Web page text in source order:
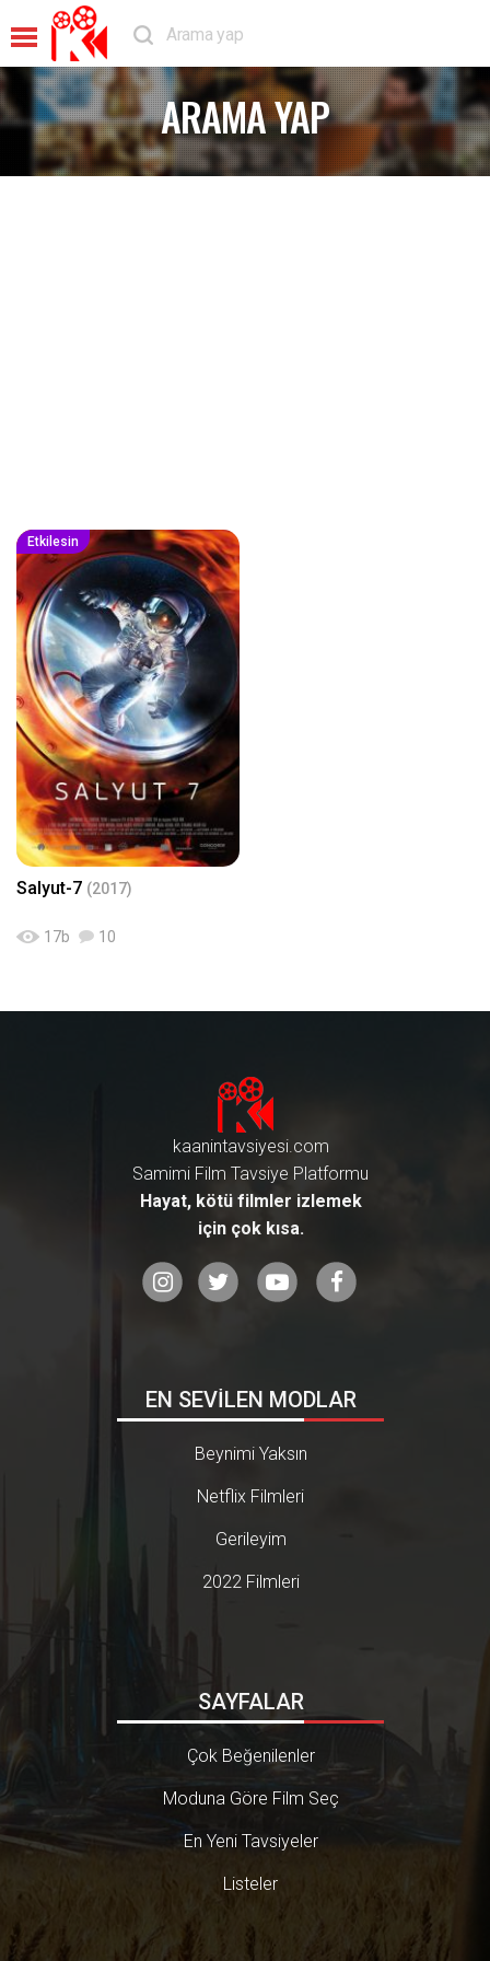
ARAMA YAP
Etkilesin
Salyut-7 (2017)
17b 10
kaanintavsiyesi.com
Samimi Film Tavsiye Platformu
Hayat, kötü filmler izlemek
için çok kısa.
EN SEVİLEN MODLAR
Beynimi Yaksın
Netflix Filmleri
Gerileyim
2022 Filmleri
SAYFALAR
Çok Beğenilenler
Moduna Göre Film Seç
En Yeni Tavsiyeler
Listeler